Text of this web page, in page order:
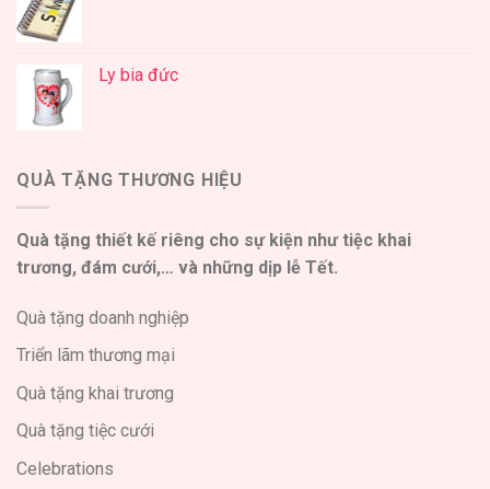
Ly bia đức
QUÀ TẶNG THƯƠNG HIỆU
Quà tặng thiết kế riêng cho sự kiện như tiệc khai
trương, đám cưới,… và những dịp lễ Tết.
Quà tặng doanh nghiệp
Triển lãm thương mại
Quà tặng khai trương
Quà tặng tiệc cưới
Celebrations